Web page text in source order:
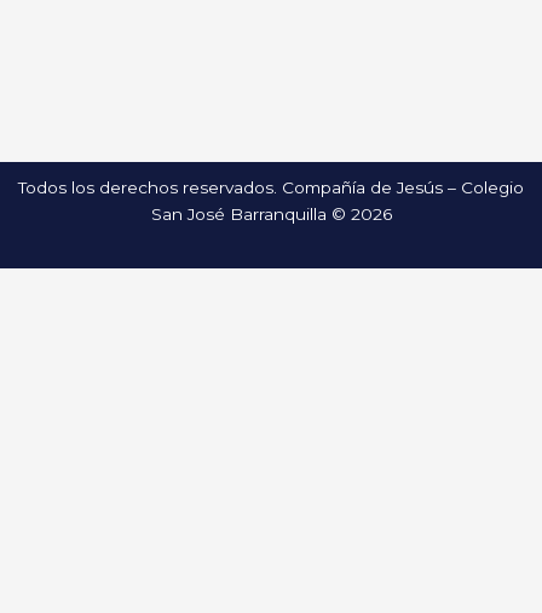
Todos los derechos reservados. Compañía de Jesús – Colegio
San José Barranquilla © 2026